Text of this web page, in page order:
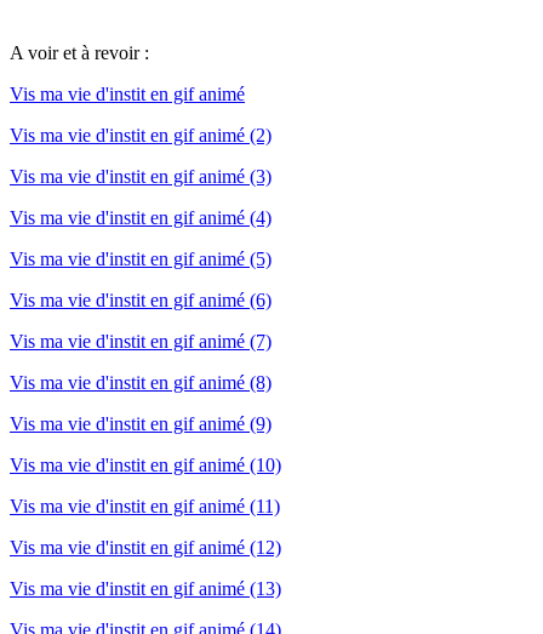
A voir et à revoir :
Vis ma vie d'instit en gif animé
Vis ma vie d'instit en gif animé (2)
Vis ma vie d'instit en gif animé (3)
Vis ma vie d'instit en gif animé (4)
Vis ma vie d'instit en gif animé (5)
Vis ma vie d'instit en gif animé (6)
Vis ma vie d'instit en gif animé (7)
Vis ma vie d'instit en gif animé (8)
Vis ma vie d'instit en gif animé (9)
Vis ma vie d'instit en gif animé (10)
Vis ma vie d'instit en gif animé (11)
Vis ma vie d'instit en gif animé (12)
Vis ma vie d'instit en gif animé (13)
Vis ma vie d'instit en gif animé (14)